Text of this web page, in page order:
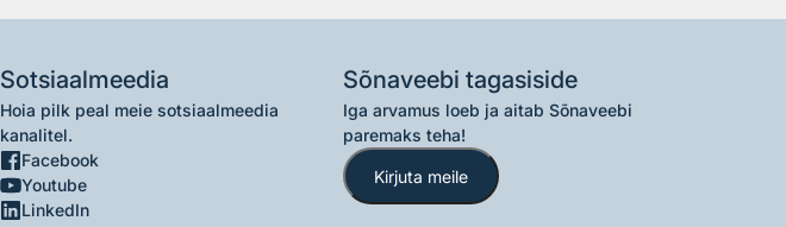
Sotsiaalmeedia
Hoia pilk peal meie sotsiaalmeedia
kanalitel.
Facebook
Youtube
LinkedIn
Sõnaveebi tagasiside
Iga arvamus loeb ja aitab Sõnaveebi
paremaks teha!
Kirjuta meile